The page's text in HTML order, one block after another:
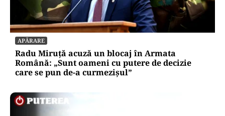
APĂRARE
Radu Miruță acuză un blocaj în Armata
Română: „Sunt oameni cu putere de decizie
care se pun de-a curmezișul”